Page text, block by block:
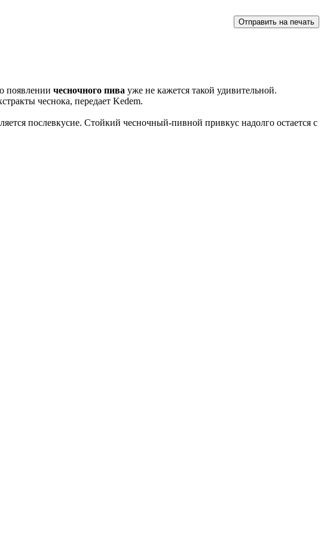
появлении чесночного пива уже не кажется такой удивительной.
чеснока, передает Kedem.
послевкусие. Стойкий чесночный-пивной привкус надолго остается с